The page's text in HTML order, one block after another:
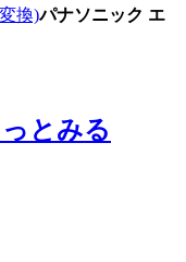
換)パナソニック エ
とみる